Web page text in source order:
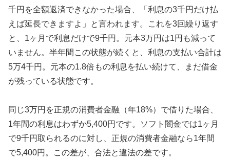
千円を全額返済できなかった場合、「利息の3千円だけ払
えば延長できますよ」と言われます。これを3回繰り返す
と、1ヶ月で利息だけで9千円。元本3万円は1円も減って
いません。半年間この状態が続くと、利息の支払い合計は
5万4千円。元本の1.8倍もの利息を払い続けて、まだ借金
が残っている状態です。
同じ3万円を正規の消費者金融（年18%）で借りた場合、
1年間の利息はわずか5,400円です。ソフト闇金では1ヶ月
で9千円取られるのに対し、正規の消費者金融なら1年間
で5,400円。この差が、合法と違法の差です。